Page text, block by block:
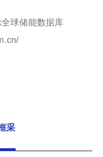
球储能数据库
采